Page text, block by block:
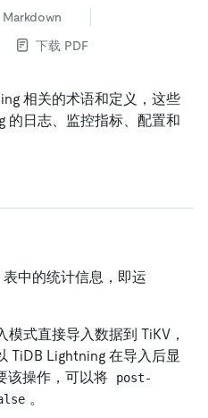
Markdown
下载 PDF
相关的术语和定义，这些
的日志、监控指标、配置和
中的统计信息，即运
式直接导入数据到 TiKV，
TiDB Lightning 在导入后显
该操作，可以将
post-
。